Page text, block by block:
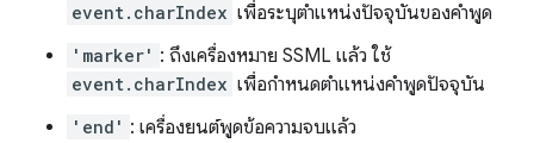
event.charIndex เพื่อระบุตำแหน่งปัจจุบันของคำพูด
'marker' : ถึงเครื่องหมาย SSML แล้ว ใช้
event.charIndex เพื่อกำหนดตำแหน่งคำพูดปัจจุบัน
'end' : เครื่องยนต์พูดข้อความจบแล้ว